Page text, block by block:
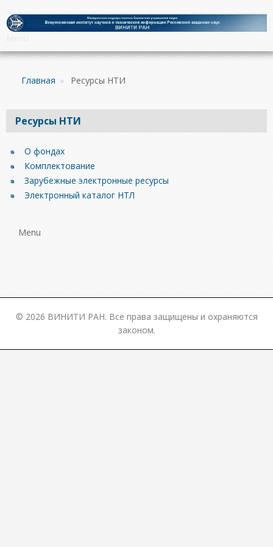
Главная » Ресурсы НТИ
Ресурсы НТИ
О фондах
Комплектование
Зарубежные электронные ресурсы
Электронный каталог НТЛ
Menu
© 2026 ВИНИТИ РАН. Все права защищены и охраняются
законом.